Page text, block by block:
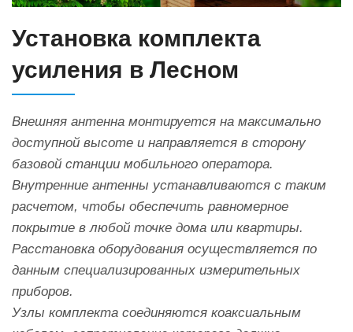
Установка комплекта
усиления в Лесном
Внешняя антенна монтируется на максимально
доступной высоте и направляется в сторону
базовой станции мобильного оператора.
Внутренние антенны устанавливаются с таким
расчетом, чтобы обеспечить равномерное
покрытие в любой точке дома или квартиры.
Расстановка оборудования осуществляется по
данным специализированных измерительных
приборов.
Узлы комплекта соединяются коаксиальным